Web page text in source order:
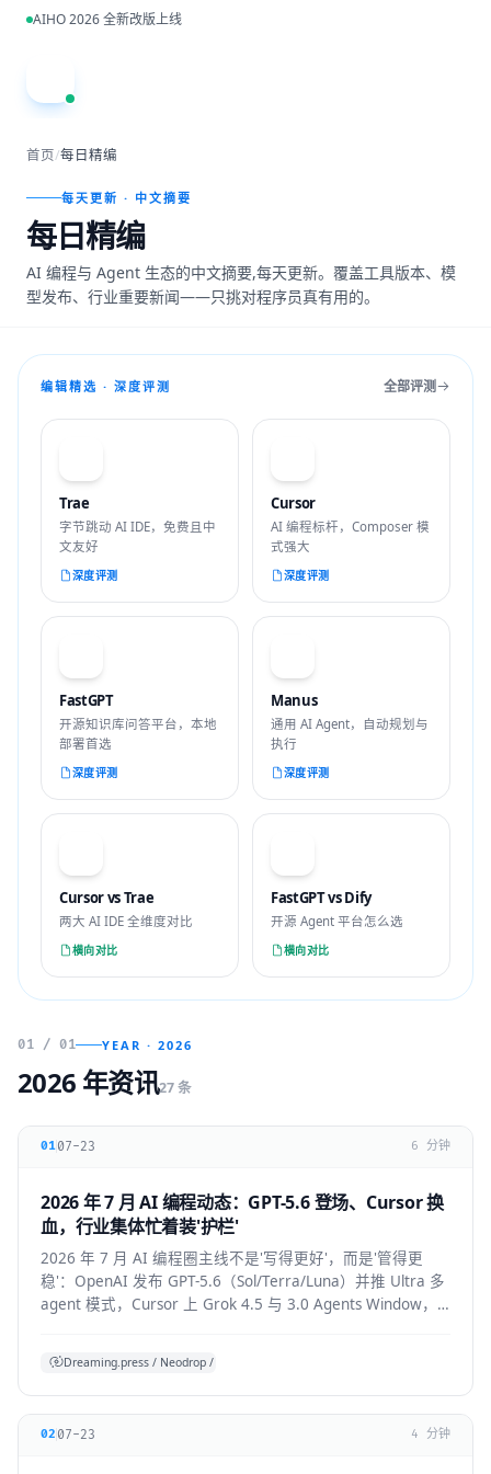
跳到主内容
AIHO 2026 全新改版上线
首页/每日精编
每天更新 · 中文摘要
每日精编
AI 编程与 Agent 生态的中文摘要,每天更新。覆盖工具版本、模
型发布、行业重要新闻——只挑对程序员真有用的。
编辑精选 · 深度评测 全部评测
Trae
字节跳动 AI IDE，免费且中
文友好
深度评测
Cursor
AI 编程标杆，Composer 模
式强大
深度评测
FastGPT
开源知识库问答平台，本地
部署首选
深度评测
Manus
通用 AI Agent，自动规划与
执行
深度评测
Cursor vs Trae
两大 AI IDE 全维度对比
横向对比
FastGPT vs Dify
开源 Agent 平台怎么选
横向对比
01 / 01 YEAR · 2026
2026 年资讯27 条
0107-23 6 分钟
2026 年 7 月 AI 编程动态：GPT-5.6 登场、Cursor 换
血，行业集体忙着装'护栏'
2026 年 7 月 AI 编程圈主线不是'写得更好'，而是'管得更
稳'：OpenAI 发布 GPT-5.6（Sol/Terra/Luna）并推 Ultra 多
agent 模式，Cursor 上 Grok 4.5 与 3.0 Agents Window，
Dreaming.press / Neodrop / SDD 综合
02 07-23 4 分钟